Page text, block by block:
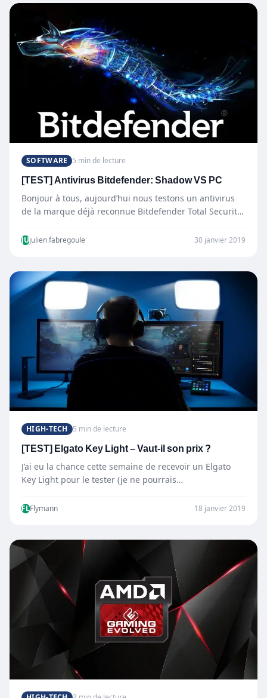
SOFTWARE 5 min de lecture
[TEST] Antivirus Bitdefender: Shadow VS PC
Bonjour à tous, aujourd’hui nous testons un antivirus
de la marque déjà reconnue Bitdefender Total Security.
JUjulien fabregoule 30 janvier 2019
HIGH-TECH 5 min de lecture
[TEST] Elgato Key Light – Vaut-il son prix ?
J’ai eu la chance cette semaine de recevoir un Elgato
Key Light pour le tester (je ne pourrais…
FLFlymann 18 janvier 2019